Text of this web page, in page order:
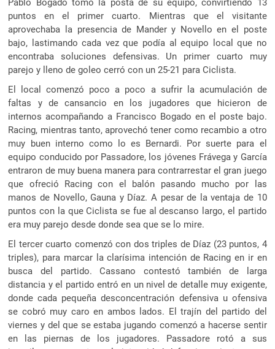
Pablo Bogado tomó la posta de su equipo, convirtiendo 13
puntos en el primer cuarto. Mientras que el visitante
aprovechaba la presencia de Mander y Novello en el poste
bajo, lastimando cada vez que podía al equipo local que no
encontraba soluciones defensivas. Un primer cuarto muy
parejo y lleno de goleo cerró con un 25-21 para Ciclista.
El local comenzó poco a poco a sufrir la acumulación de
faltas y de cansancio en los jugadores que hicieron de
internos acompañando a Francisco Bogado en el poste bajo.
Racing, mientras tanto, aprovechó tener como recambio a otro
muy buen interno como lo es Bernardi. Por suerte para el
equipo conducido por Passadore, los jóvenes Frávega y García
entraron de muy buena manera para contrarrestar el gran juego
que ofreció Racing con el balón pasando mucho por las
manos de Novello, Gauna y Díaz. A pesar de la ventaja de 10
puntos con la que Ciclista se fue al descanso largo, el partido
era muy parejo desde donde sea que se lo mire.
El tercer cuarto comenzó con dos triples de Díaz (23 puntos, 4
triples), para marcar la clarísima intención de Racing en ir en
busca del partido. Cassano contestó también de larga
distancia y el partido entró en un nivel de detalle muy exigente,
donde cada pequeña desconcentración defensiva u ofensiva
se cobró muy caro en ambos lados. El trajín del partido del
viernes y del que se estaba jugando comenzó a hacerse sentir
en las piernas de los jugadores. Passadore rotó a sus